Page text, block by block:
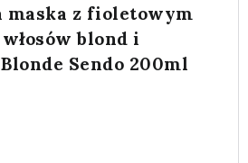
maska z fioletowym
blond i
Sendo 200ml